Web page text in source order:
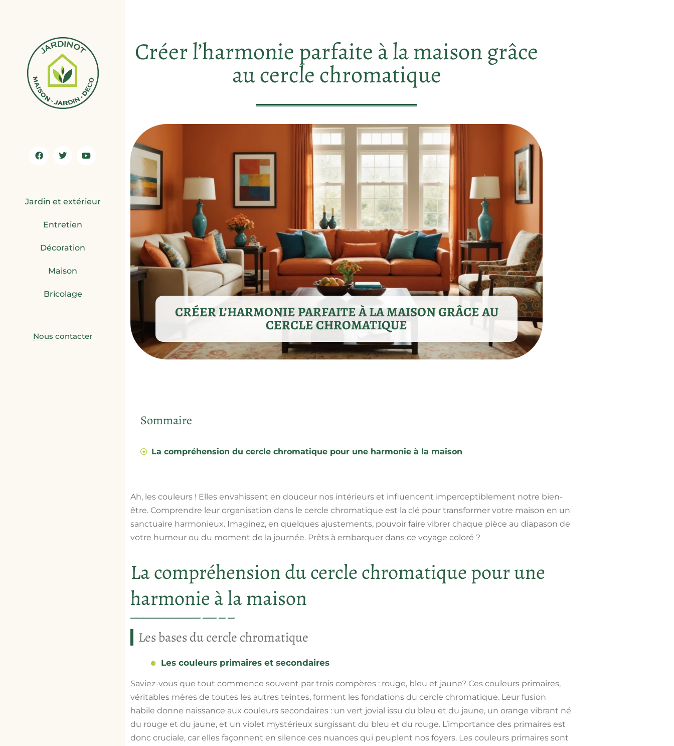
Jardin et extérieur
Entretien
Décoration
Maison
Bricolage
Nous contacter
Créer l’harmonie parfaite à la maison grâce
au cercle chromatique
CRÉER L’HARMONIE PARFAITE À LA MAISON GRÂCE AU
CERCLE CHROMATIQUE
Sommaire
La compréhension du cercle chromatique pour une harmonie à la maison
Ah, les couleurs ! Elles envahissent en douceur nos intérieurs et influencent imperceptiblement notre bien-
être. Comprendre leur organisation dans le cercle chromatique est la clé pour transformer votre maison en un
sanctuaire harmonieux. Imaginez, en quelques ajustements, pouvoir faire vibrer chaque pièce au diapason de
votre humeur ou du moment de la journée. Prêts à embarquer dans ce voyage coloré ?
La compréhension du cercle chromatique pour une
harmonie à la maison
Les bases du cercle chromatique
Les couleurs primaires et secondaires
Saviez-vous que tout commence souvent par trois compères : rouge, bleu et jaune? Ces couleurs primaires,
véritables mères de toutes les autres teintes, forment les fondations du cercle chromatique. Leur fusion
habile donne naissance aux couleurs secondaires : un vert jovial issu du bleu et du jaune, un orange vibrant né
du rouge et du jaune, et un violet mystérieux surgissant du bleu et du rouge. L’importance des primaires est
donc cruciale, car elles façonnent en silence ces nuances qui peuplent nos foyers. Les couleurs primaires sont